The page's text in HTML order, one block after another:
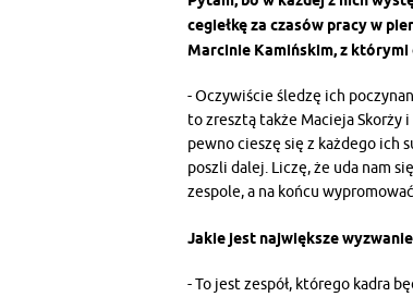
cegiełkę za czasów pracy w
Marcinie Kamińskim, z którymi
- Oczywiście śledzę ich
to zresztą także Macieja Skorży
pewno cieszę się z każdego ich
poszli dalej. Liczę, że uda nam
zespole, a na końcu
Jakie jest największe
- To jest zespół, którego kadra